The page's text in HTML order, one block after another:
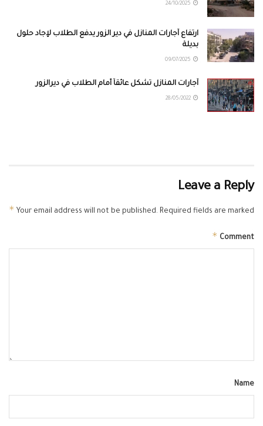
ارتفاع آجارات المنازل في دير الزور يدفع الطلاب لإجاد حلول
بديلة
آجارات المنازل تشكل عائقاً أمام الطلاب في ديرالزور
Leave a Reply
Your email address will not be published. Required fields are marked
*
Comment
*
Name